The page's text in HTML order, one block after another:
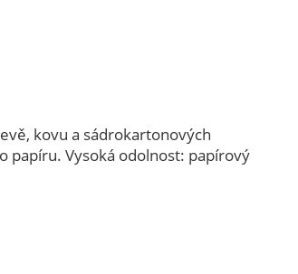
kovu a sádrokartonových
papíru. Vysoká odolnost: papírový